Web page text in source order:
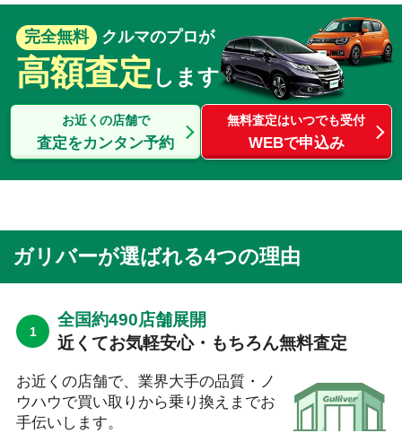
完全無料 クルマのプロが
高額査定 します
お近くの店舗で
査定をカンタン予約
無料査定はいつでも受付
WEBで申込み
ガリバーが選ばれる4つの理由
全国約490店舗展開
近くてお気軽安心・もちろん無料査定
お近くの店舗で、業界大手の品質・ノ
ウハウで買い取りから乗り換えまでお
手伝いします。